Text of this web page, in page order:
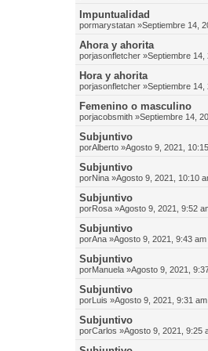
Impuntualidad
pormarystatan »Septiembre 14,
Ahora y ahorita
porjasonfletcher »Septiembre 14,
Hora y ahorita
porjasonfletcher »Septiembre 14,
Femenino o masculino
porjacobsmith »Septiembre 14,
Subjuntivo
porAlberto »Agosto 9, 2021,
Subjuntivo
porNina »Agosto 9, 2021, 10:10
Subjuntivo
porRosa »Agosto 9, 2021, 9:52
Subjuntivo
porAna »Agosto 9, 2021, 9:43 am
Subjuntivo
porManuela »Agosto 9, 2021,
Subjuntivo
porLuis »Agosto 9, 2021, 9:31
Subjuntivo
porCarlos »Agosto 9, 2021, 9:25